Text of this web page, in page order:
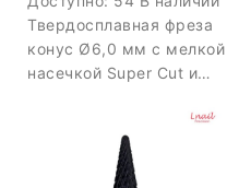
Твердосплавная фреза
конус Ø6,0 мм с мелкой
насечкой Super Cut и
аккуратную,
контролируемую